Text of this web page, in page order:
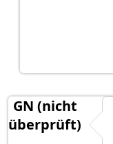
GN (nicht
überprüft)